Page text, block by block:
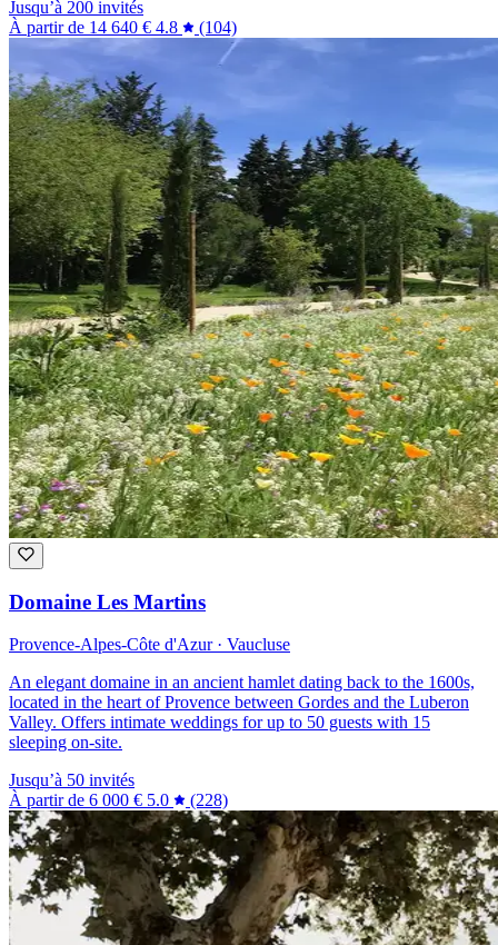
Jusqu’à 200 invités
À partir de 14 640 € 4.8 (104)
Domaine Les Martins
Provence-Alpes-Côte d'Azur · Vaucluse
An elegant domaine in an ancient hamlet dating back to the 1600s,
located in the heart of Provence between Gordes and the Luberon
Valley. Offers intimate weddings for up to 50 guests with 15
sleeping on-site.
Jusqu’à 50 invités
À partir de 6 000 € 5.0 (228)